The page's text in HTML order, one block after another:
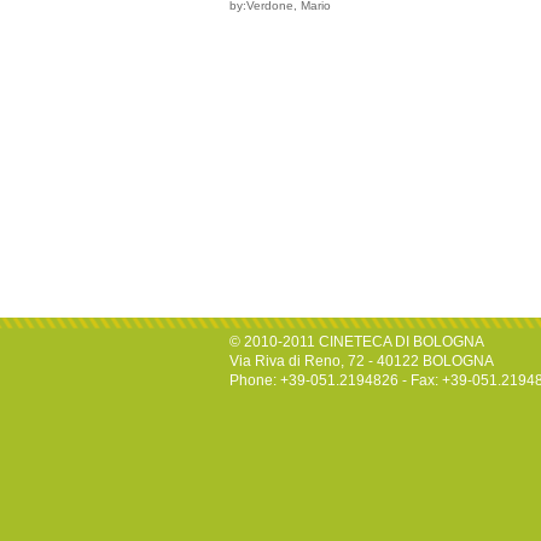
by:Verdone, Mario
© 2010-2011 CINETECA DI BOLOGNA
Via Riva di Reno, 72 - 40122 BOLOGNA
Phone: +39-051.2194826 - Fax: +39-